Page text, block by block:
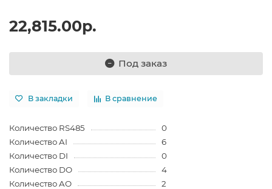
22,815.00р.
Под заказ
В закладки В сравнение
Количество RS485
0
Количество AI
6
Количество DI
0
Количество DO
4
Количество AO
2